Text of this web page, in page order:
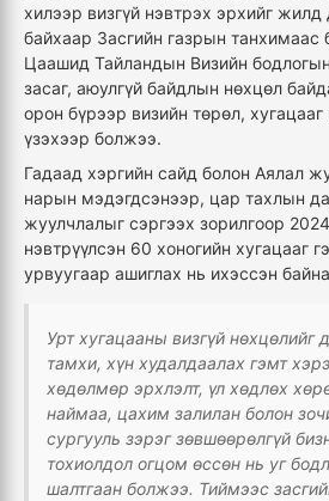
хилээр визгүй нэвтрэх эрхийг
байхаар Засгийн газрын танхимаас
Цаашид Тайландын Визийн
засаг, аюулгүй байдлын нөхцөл
орон бүрээр визийн төрөл,
үзэхээр болжээ.
Гадаад хэргийн сайд болон Аялал
нарын мэдэгдсэнээр, цар тахлын
жуулчлалыг сэргээх зорилгоор
нэвтрүүлсэн 60 хоногийн хугацааг
урвуугаар ашиглах нь ихэссэн
Урт хугацааны визгүй нөхцөлийг
тамхи, хүн худалдаалах гэмт
хөдөлмөр эрхлэлт, үл хөдлөх
наймаа, цахим залилан болон
сургууль зэрэг зөвшөөрөлгүй
тохиолдол огцом өссөн нь уг
шалтгаан болжээ. Тиймээс